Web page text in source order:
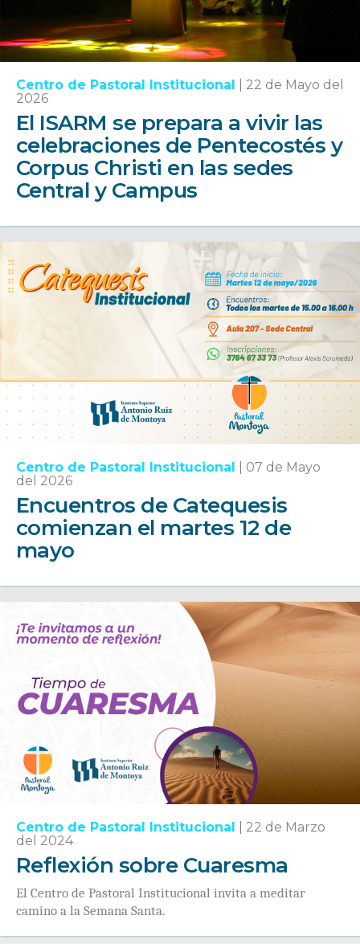
Centro de Pastoral Institucional
22 de Mayo del
2026
El ISARM se prepara a vivir las
celebraciones de Pentecostés y
Corpus Christi en las sedes
Central y Campus
Centro de Pastoral Institucional
07 de Mayo
del 2026
Encuentros de Catequesis
comienzan el martes 12 de
mayo
Centro de Pastoral Institucional
22 de Marzo
del 2024
Reflexión sobre Cuaresma
El Centro de Pastoral Institucional invita a meditar
camino a la Semana Santa.